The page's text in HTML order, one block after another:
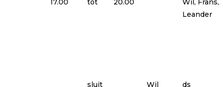
17.00 tot 20.00
Wil, Frans,
Leander
sluit Wil ds